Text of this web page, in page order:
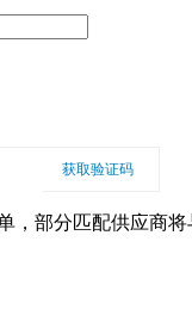
获取验证码
，部分匹配供应商